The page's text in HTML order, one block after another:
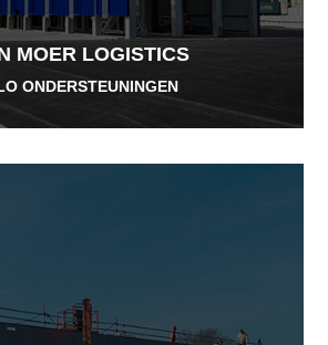
MOER LOGISTICS
ONDERSTEUNINGEN